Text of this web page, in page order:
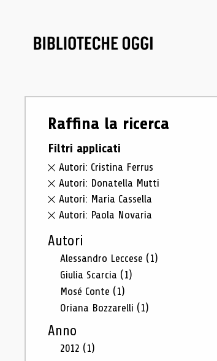
Raffina la ricerca
Filtri applicati
Autori: Cristina Ferrus
Autori: Donatella Mutti
Autori: Maria Cassella
Autori: Paola Novaria
Autori
Alessandro Leccese (1)
Giulia Scarcia (1)
Mosé Conte (1)
Oriana Bozzarelli (1)
Anno
2012 (1)